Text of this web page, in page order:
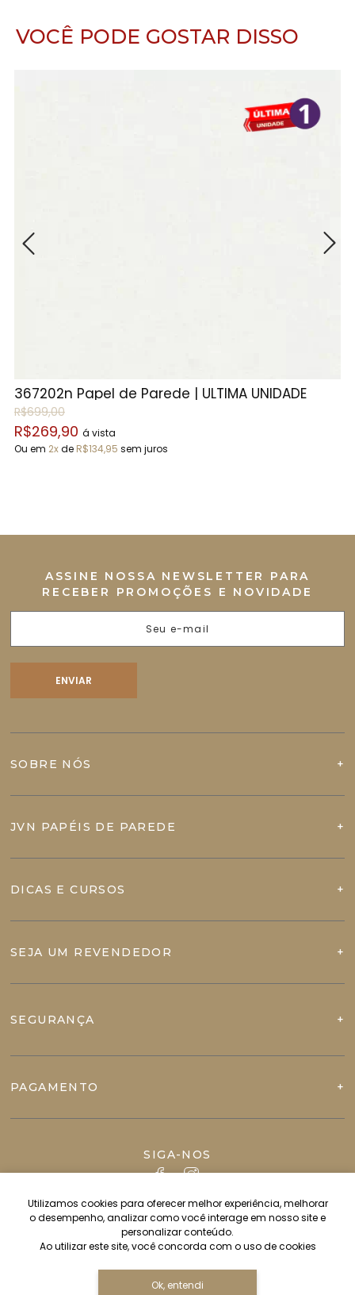
Utilizamos cookies para oferecer melhor experiência, melhorar
o desempenho, analizar como você interage em nosso site e
personalizar conteúdo.
Ao utilizar este site, você concorda com o uso de cookies
Ok, entendi
VOCÊ PODE GOSTAR DISSO
367202n Papel de Parede | ÚLTIMA UNIDADE
R$699,00
R$269,90 á vista
Ou em 2xde R$134,95 sem juros
SOBRE NÓS
JVN PAPÉIS DE PAREDE
DICAS E CURSOS
SEJA UM REVENDEDOR
SEGURANÇA
PAGAMENTO
SIGA-NOS
ASSINE NOSSA NEWSLETTER PARA
RECEBER PROMOÇÕES E NOVIDADE